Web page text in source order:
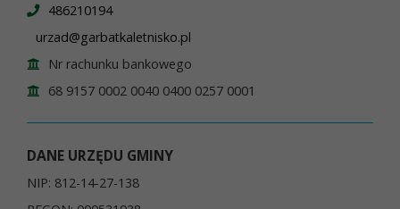
486210194
urzad@garbatkaletnisko.pl
Nr rachunku bankowego
68 9157 0002 0040 0400 0257 0001
DANE URZĘDU GMINY
NIP: 812-14-27-138